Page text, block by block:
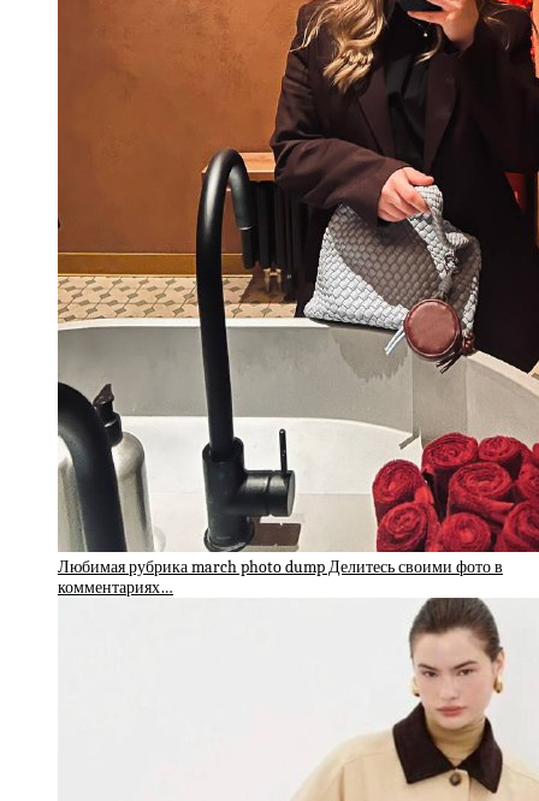
Любимая рубрика march photo dump Делитесь своими фото в
комментариях…